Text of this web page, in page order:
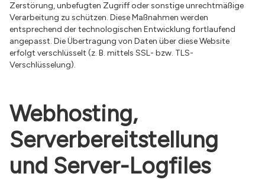
Zerstörung, unbefugten Zugriff oder sonstige unrechtmäßige
Verarbeitung zu schützen. Diese Maßnahmen werden
entsprechend der technologischen Entwicklung fortlaufend
angepasst. Die Übertragung von Daten über diese Website
erfolgt verschlüsselt (z. B. mittels SSL- bzw. TLS-
Verschlüsselung).
Webhosting,
Serverbereitstellung
und Server-Logfiles